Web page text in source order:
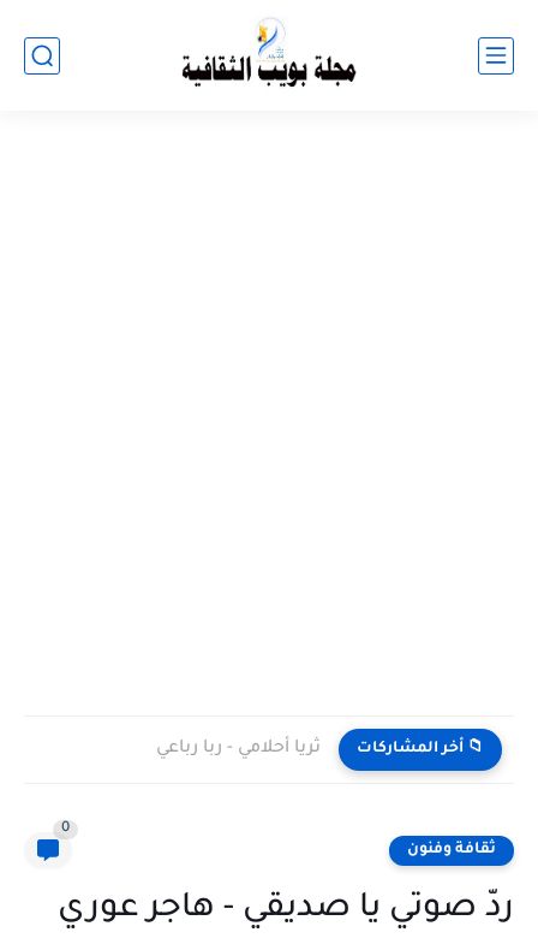
📁 أخر المشاركات ثريا أحلامي - ربا رباعي
ثقافة وفنون
0
ردّ صوتي يا صديقي - هاجر عوري